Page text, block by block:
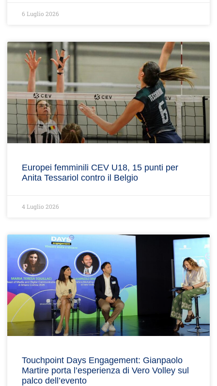
6 Luglio 2026
Europei femminili CEV U18, 15 punti per
Anita Tessariol contro il Belgio
4 Luglio 2026
Touchpoint Days Engagement: Gianpaolo
Martire porta l’esperienza di Vero Volley sul
palco dell’evento